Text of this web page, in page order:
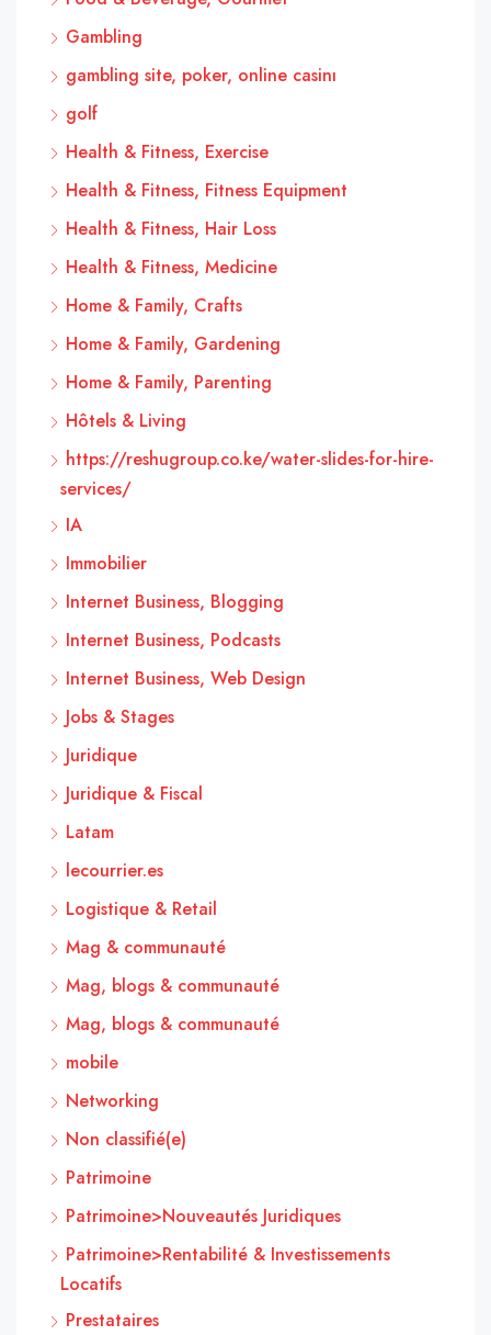
Gambling
gambling site, poker, online casinı
golf
Health & Fitness, Exercise
Health & Fitness, Fitness Equipment
Health & Fitness, Hair Loss
Health & Fitness, Medicine
Home & Family, Crafts
Home & Family, Gardening
Home & Family, Parenting
Hôtels & Living
https://reshugroup.co.ke/water-slides-for-hire-
services/
IA
Immobilier
Internet Business, Blogging
Internet Business, Podcasts
Internet Business, Web Design
Jobs & Stages
Juridique
Juridique & Fiscal
Latam
lecourrier.es
Logistique & Retail
Mag & communauté
Mag, blogs & communauté
Mag, blogs & communauté
mobile
Networking
Non classifié(e)
Patrimoine
Patrimoine>Nouveautés Juridiques
Patrimoine>Rentabilité & Investissements
Locatifs
Prestataires